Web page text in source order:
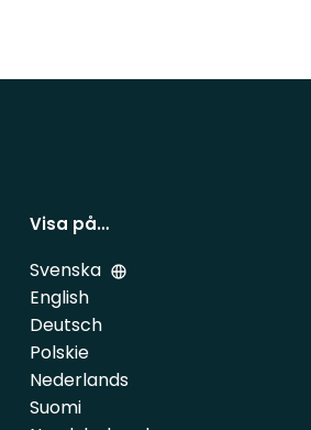
Visa på…
Svenska
English
Deutsch
Polskie
Nederlands
Suomi